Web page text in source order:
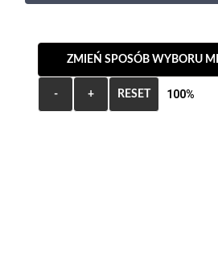
ZMIEŃ SPOSÓB WYBORU
- + RESET 100%